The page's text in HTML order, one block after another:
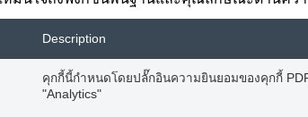
Description
คุกกี้นี้กำหนดโดยปลั๊กอินความยินยอมของคุกกี้
"Analytics"